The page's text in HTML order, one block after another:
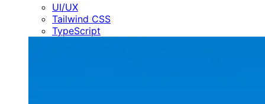
UI/UX
Tailwind CSS
TypeScript